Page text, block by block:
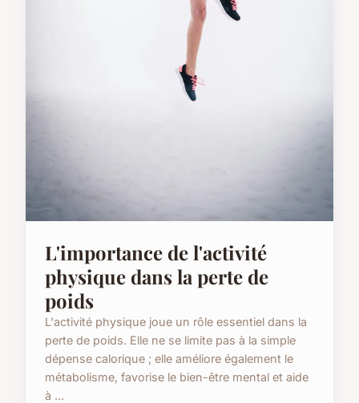
L'importance de l'activité
physique dans la perte de
poids
L'activité physique joue un rôle essentiel dans la
perte de poids. Elle ne se limite pas à la simple
dépense calorique ; elle améliore également le
métabolisme, favorise le bien-être mental et aide
à ...